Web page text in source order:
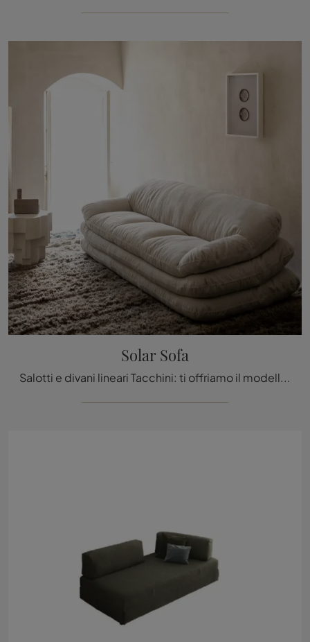
Solar Sofa
Salotti e divani lineari Tacchini: ti offriamo il modello Solar Sofa in tessuto per arricchire il living.